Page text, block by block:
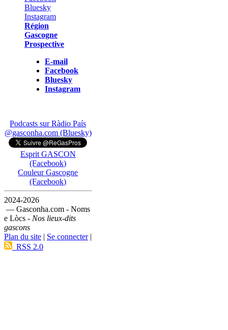
Région
Gascogne
Prospective
E-mail
Facebook
Bluesky
Instagram
Podcasts sur Ràdio País
@gasconha.com (Bluesky)
Esprit GASCON
(Facebook)
Couleur Gascogne
(Facebook)
2024-2026
— Gasconha.com - Noms
e Lòcs - Nos lieux-dits
gascons
Plan du site | Se connecter|
RSS 2.0